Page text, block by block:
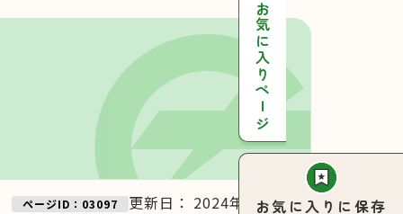
お気に入りページ
お気に入りに保存
ページID：03097 更新日： 2024年11月27日